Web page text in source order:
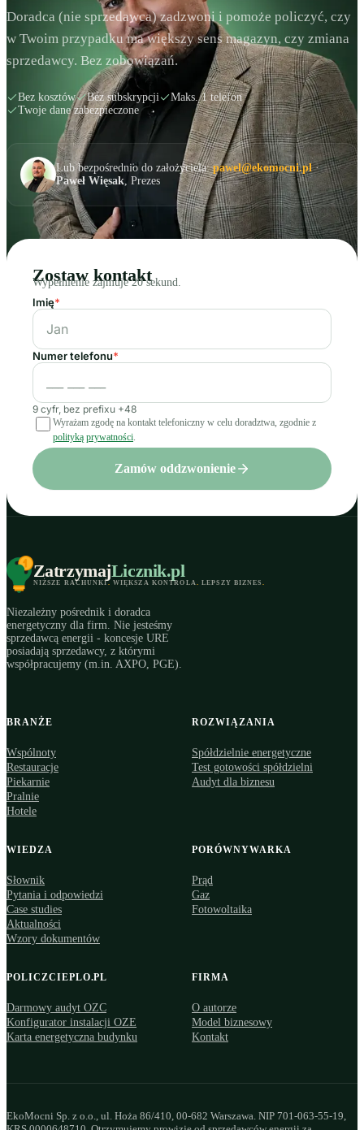
Doradca (nie sprzedawca) zadzwoni i pomoże policzyć, czy
w Twoim przypadku ma większy sens magazyn, czy zmiana
sprzedawcy. Bez zobowiązań.
Bez kosztów Bez subskrypcji
Maks. 1 telefon
Twoje dane zabezpieczone
Lub bezpośrednio do założyciela:pawel@ekomocni.pl·
Paweł Więsak, Prezes
Zostaw kontakt
Wypełnienie zajmuje 20 sekund.
Imię*
Numer telefonu*
9 cyfr, bez prefixu +48
Wyrażam zgodę na kontakt telefoniczny w celu doradztwa, zgodnie z
polityką prywatności.
Zamów oddzwonienie
ZatrzymajLicznik.pl
NIŻSZE RACHUNKI. WIĘKSZA KONTROLA. LEPSZY BIZNES .
Niezależny pośrednik i doradca
energetyczny dla firm. Nie jesteśmy
sprzedawcą energii - koncesje URE
posiadają sprzedawcy, z którymi
współpracujemy (m.in. AXPO, PGE).
BRANŻE
Wspólnoty
Restauracje
Piekarnie
Pralnie
Hotele
ROZWIĄZANIA
Spółdzielnie energetyczne
Test gotowości spółdzielni
Audyt dla biznesu
WIEDZA
Słownik
Pytania i odpowiedzi
Case studies
Aktualności
Wzory dokumentów
PORÓWNYWARKA
Prąd
Gaz
Fotowoltaika
POLICZCIEPLO.PL
Darmowy audyt OZC
Konfigurator instalacji OZE
Karta energetyczna budynku
FIRMA
O autorze
Model biznesowy
Kontakt
EkoMocni Sp. z o.o., ul. Hoża 86/410, 00-682 Warszawa. NIP 701-063-55-19,